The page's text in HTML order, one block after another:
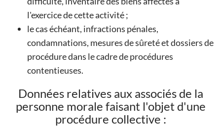
l'exercice de cette activité ;
le cas échéant, infractions pénales,
condamnations, mesures de sûreté et dossiers de
procédure dans le cadre de procédures
contentieuses.
Données relatives aux associés de la
personne morale faisant l'objet d'une
procédure collective :